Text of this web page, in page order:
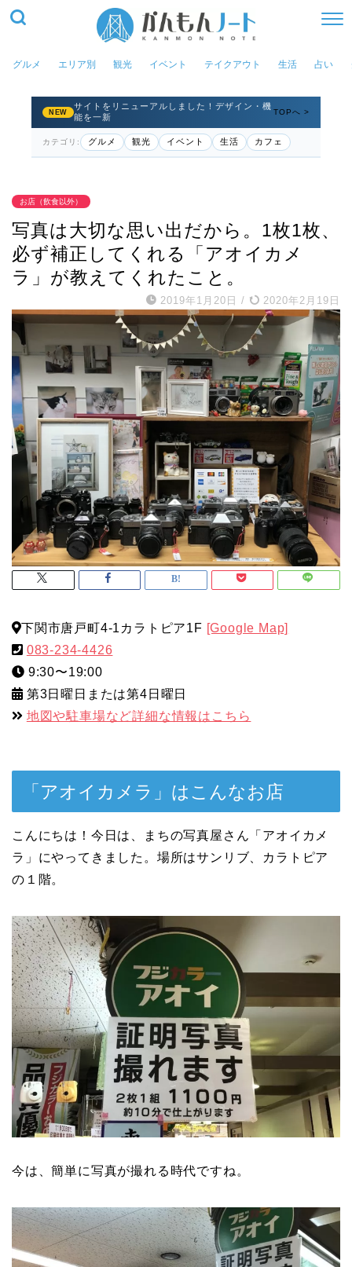
グルメ エリア別 観光 イベント テイクアウト 生活 占い
NEW
サイトをリニューアルしました！デザイン・機
能を一新
TOPへ >
カテゴリ: グルメ 観光 イベント 生活 カフェ
お店（飲食以外）
写真は大切な思い出だから。1枚1枚、
必ず補正してくれる「アオイカメ
ラ」が教えてくれたこと。
2019年1月20日 / 2020年2月19日
下関市唐戸町4-1カラトピア1F
[Google Map]
083-234-4426
9:30〜19:00
第3日曜日または第4日曜日
地図や駐車場など詳細な情報はこちら
「アオイカメラ」はこんなお店
こんにちは！今日は、まちの写真屋さん「アオイカメ
ラ」にやってきました。場所はサンリブ、カラトピア
の１階。
今は、簡単に写真が撮れる時代ですね。